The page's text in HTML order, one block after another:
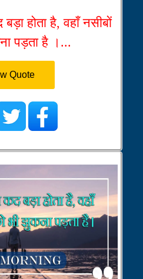
होता है, वहाँ नसीबों
पड़ता है ।...
Quote